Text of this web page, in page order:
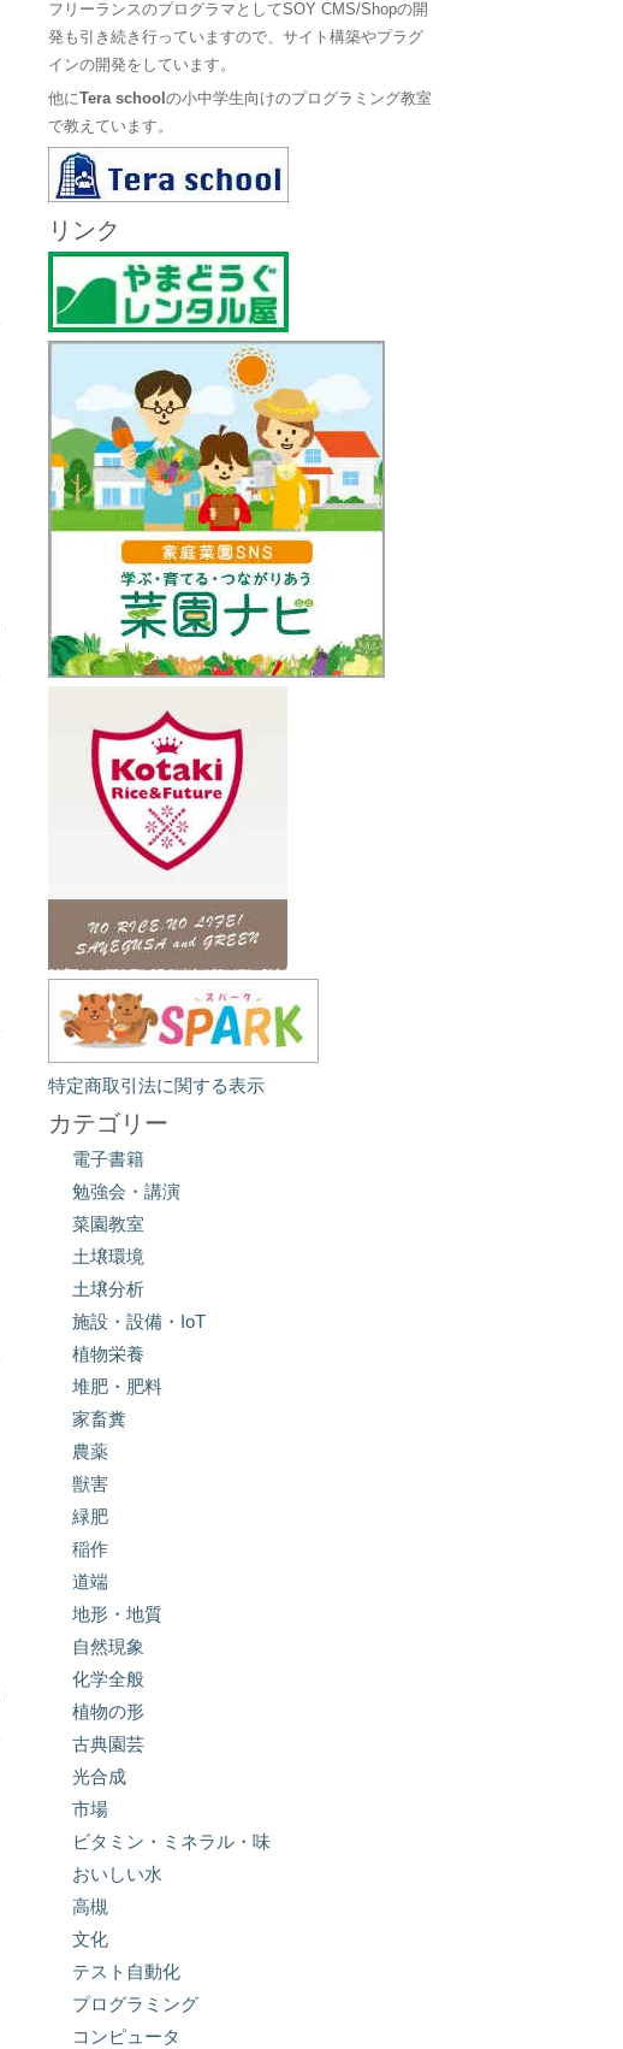
フリーランスのプログラマとしてSOY CMS/Shopの開
発も引き続き行っていますので、サイト構築やプラグ
インの開発をしています。
他にTera schoolの小中学生向けのプログラミング教室
で教えています。
リンク
特定商取引法に関する表示
カテゴリー
電子書籍
勉強会・講演
菜園教室
土壌環境
土壌分析
施設・設備・IoT
植物栄養
堆肥・肥料
家畜糞
農薬
獣害
緑肥
稲作
道端
地形・地質
自然現象
化学全般
植物の形
古典園芸
光合成
市場
ビタミン・ミネラル・味
おいしい水
高槻
文化
テスト自動化
プログラミング
コンピュータ